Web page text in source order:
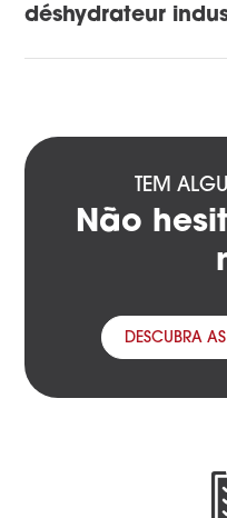
déshydrateur
TEM
Não
DESCUBRA